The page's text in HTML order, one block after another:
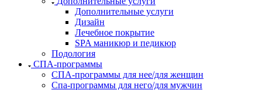
Дополнительные услуги
Дизайн
Лечебное покрытие
SPA маникюр и педикюр
Подология
СПА-программы
СПА-программы для нее/для женщин
Спа-программы для него/для мужчин